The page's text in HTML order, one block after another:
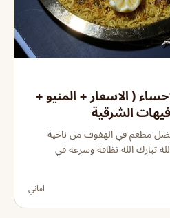
( الاسعار + المنيو +
الشرقية
مطعم في الهفوف من ناحية
تبارك الله نظافة وسرعه في
اماني